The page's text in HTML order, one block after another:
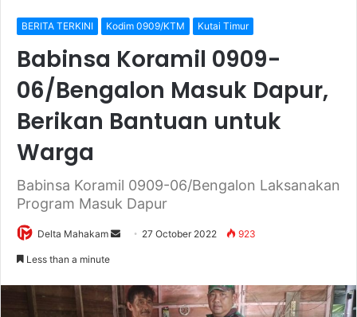
BERITA TERKINI Kodim 0909/KTM Kutai Timur
Babinsa Koramil 0909-
06/Bengalon Masuk Dapur,
Berikan Bantuan untuk
Warga
Babinsa Koramil 0909-06/Bengalon Laksanakan
Program Masuk Dapur
Delta Mahakam
d
a
27 October 2022 923
Less than a minute